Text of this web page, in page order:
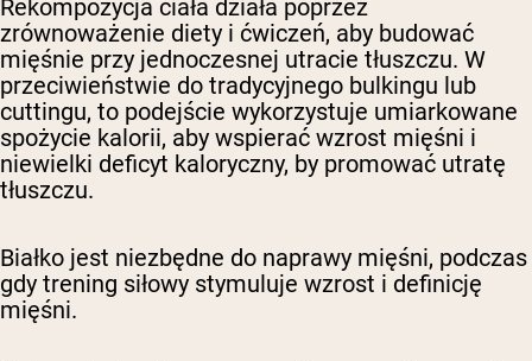
Rekompozycja ciała działa poprzez
zrównoważenie diety i ćwiczeń, aby budować
mięśnie przy jednoczesnej utracie tłuszczu. W
przeciwieństwie do tradycyjnego bulkingu lub
cuttingu, to podejście wykorzystuje umiarkowane
spożycie kalorii, aby wspierać wzrost mięśni i
niewielki deficyt kaloryczny, by promować utratę
tłuszczu.
Białko jest niezbędne do naprawy mięśni, podczas
gdy trening siłowy stymuluje wzrost i definicję
mięśni.